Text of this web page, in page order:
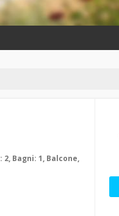
Bagni: 1, Balcone,